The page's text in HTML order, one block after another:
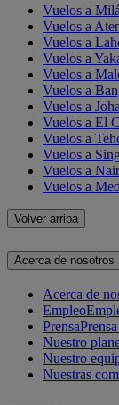
Vuelos a
Vuelos a
Vuelos a
Vuelos a
Vuelos a
Vuelos a
Vuelos a
Vuelos a El
Vuelos a
Vuelos a
Vuelos a
Vuelos a
Volver arriba
Acerca de nosotros
Acerca de
Empleo
Prensa
Nuestro
Nuestro
Nuestras